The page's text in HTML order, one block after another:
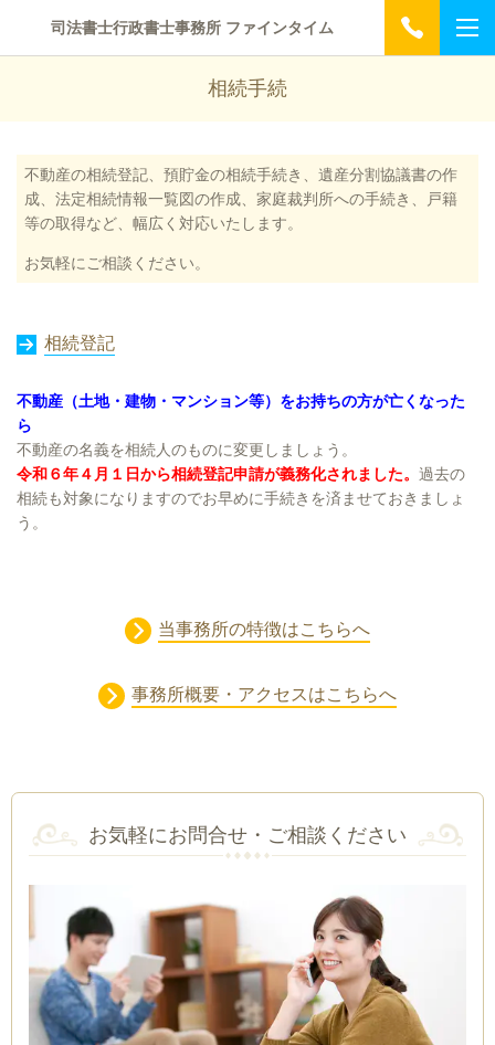
司法書士行政書士事務所 ファインタイム
相続手続
不動産の相続登記、預貯金の相続手続き、遺産分割協議書の作
成、法定相続情報一覧図の作成、家庭裁判所への手続き、戸籍
等の取得など、幅広く対応いたします。
お気軽にご相談ください。
相続登記
不動産（土地・建物・マンション等）をお持ちの方が亡くなった
ら
不動産の名義を相続人のものに変更しましょう 。
令和６年４月１日から相続登記申請が義務化されました。 過去の
相続も対象になりますのでお早めに手続きを済ませておきましょ
う。
当事務所の特徴はこちらへ
事務所概要・アクセスはこちらへ
お気軽にお問合せ・ご相談ください